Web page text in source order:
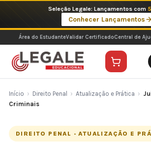
o
conteúdo
Imperdíveis no Pix: Pós Selecionadas a 199 reais
Ver ofertas
Área do EstudanteValidar CertificadoCentral de
Início › Direito Penal › Atualização e Prática ›
Criminais
DIREITO PENAL · ATUALIZAÇÃO E